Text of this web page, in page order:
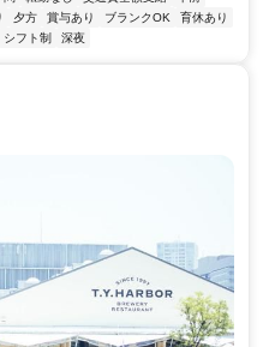
夕方 賞与あり ブランクOK
育休あり
シフト制 深夜